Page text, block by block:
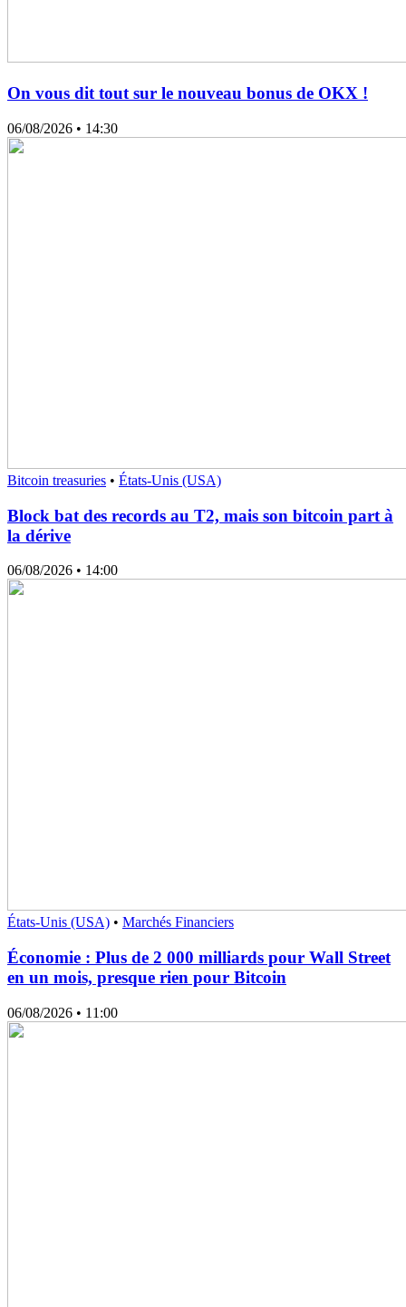
On vous dit tout sur le nouveau bonus de OKX !
06/08/2026 • 14:30
Bitcoin treasuries • États-Unis (USA)
Block bat des records au T2, mais son bitcoin part à
la dérive
06/08/2026 • 14:00
États-Unis (USA) • Marchés Financiers
Économie : Plus de 2 000 milliards pour Wall Street
en un mois, presque rien pour Bitcoin
06/08/2026 • 11:00